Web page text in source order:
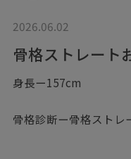
2026.06.02
骨格ストレート
身長ー157cm
骨格診断ー骨格ストレ